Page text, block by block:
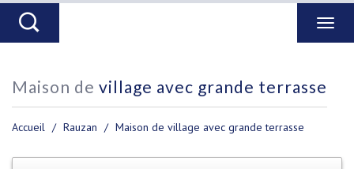
maison de village avec grande terrasse
Accueil Rauzan Maison de village avec grande terrasse